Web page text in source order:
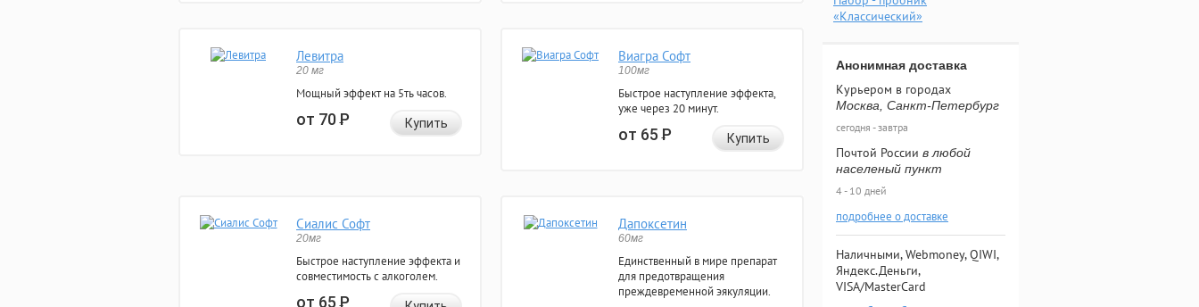
Левитра
20 мг
Мощный эффект на 5ть часов.
от 70Р Купить
Виагра Софт
100мг
Быстрое наступление эффекта,
уже через 20 минут.
от 65Р Купить
Сиалис Софт
20мг
Быстрое наступление эффекта и
совместимость с алкоголем.
от 65Р
Дапоксетин
60мг
Единственный в мире препарат
для предотвращения
преждевременной эякуляции.
«Классический»
Анонимная доставка
Курьером в городах
Москва, Санкт-Петербург
сегодня - завтра
Почтой России в любой
населеный пункт
4 - 10 дней
подробнее о доставке
Наличными, Webmoney, QIWI,
Яндекс.Деньги,
VISA/MasterCard